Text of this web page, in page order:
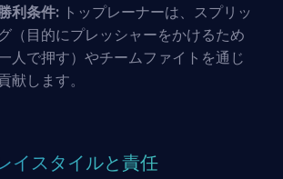
利条件: トップレーナーは、スプリッ
（目的にプレッシャーをかけるため
人で押す）やチームファイトを通じ
献します。
イスタイルと責任